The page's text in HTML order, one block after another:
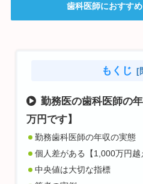
歯科医師におすす
もくじ
勤務医の歯科医師の
万円です】
勤務歯科医師の年収の実態
個人差がある【1,000万円越
中央値は大切な指標